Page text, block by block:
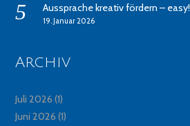
Aussprache kreativ fördern – easy!
19. Januar 2026
Archiv
Juli 2026 (1)
Juni 2026 (1)